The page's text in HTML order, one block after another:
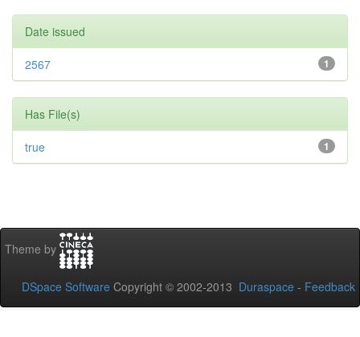
Date issued
1
2567
Has File(s)
1
true
Theme by
DSpace Software Copyright © 2002-2013 Duraspace - Feedback